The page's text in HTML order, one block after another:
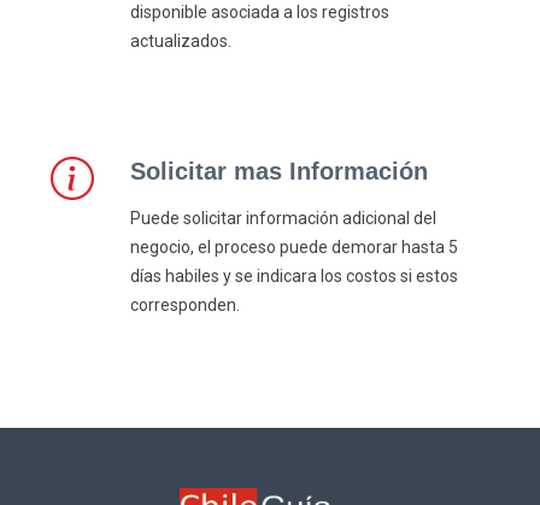
disponible asociada a los registros
actualizados.
Solicitar mas Información
Puede solicitar información adicional del
negocio, el proceso puede demorar hasta 5
días habiles y se indicara los costos si estos
corresponden.